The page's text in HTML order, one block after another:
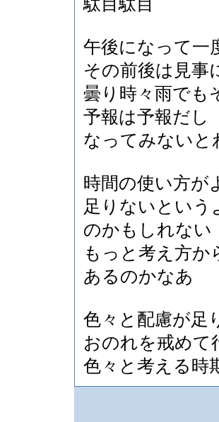
駄目駄目
午後になって一
その前後は見事
曇り時々雨でも
予報は予報だし
なってみないと
時間の使い方が
足りないという
のかもしれない
もっと考え方か
あるのかなあ
色々と配慮が足
おのれを戒めて
色々と考える時